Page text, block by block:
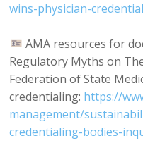
wins-physician-
AMA resources for
Regulatory Myths on
Federation of State
credentialing: https://
management/
credentialing-bodies-